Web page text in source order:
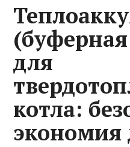
для
котла:
экономия